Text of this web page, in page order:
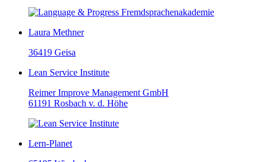
Laura Methner
36419 Geisa
Lean Service Institute
Reimer Improve Management GmbH
61191 Rosbach v. d. Höhe
Lern-Planet